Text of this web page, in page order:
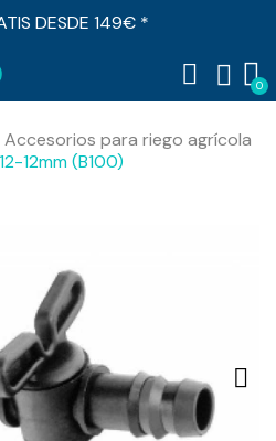
DESDE 149€ *
Accesorios para riego agrícola
12mm (B100)